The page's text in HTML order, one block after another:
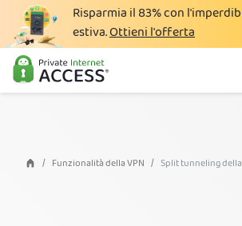
Risparmia il83%con
estiva.Ottieni l'offerta
Cos'è una VPN
Perché PIA
Vantaggi VPN
Funzionalità della VPN Split tunneling